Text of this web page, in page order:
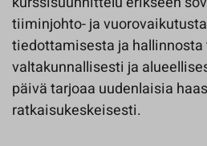
tiiminjohto- ja
tiedottamisesta ja
valtakunnallisesti ja
päivä tarjoaa uudenlaisia
ratkaisukeskeisesti.